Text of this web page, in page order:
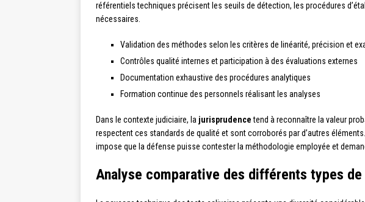
référentiels techniques précisent les seuils de détection, les procédures
nécessaires.
Validation des méthodes selon les critères de linéarité, précision et
Contrôles qualité internes et participation à des évaluations externes
Documentation exhaustive des procédures analytiques
Formation continue des personnels réalisant les analyses
Dans le contexte judiciaire, la jurisprudencetend à reconnaître la valeur
respectent ces standards de qualité et sont corroborés par d’autres
impose que la défense puisse contester la méthodologie employée et
Analyse comparative des différents types